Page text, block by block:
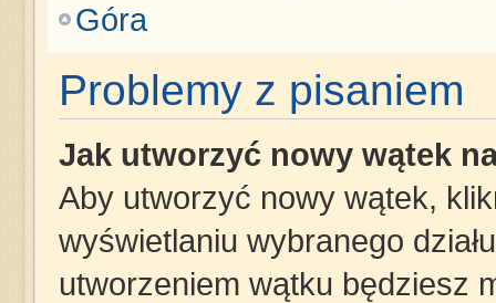
Góra
Problemy z pisaniem
Jak utworzyć nowy wątek
Aby utworzyć nowy wątek,
wyświetlaniu wybranego
utworzeniem wątku będziesz